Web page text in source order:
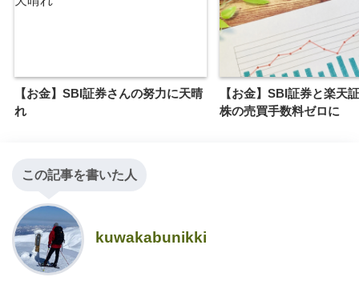
【お金】SBI証券さんの努力に天晴
れ
【お金】SBI証券と楽天
株の売買手数料ゼロに
この記事を書いた人
kuwakabunikki